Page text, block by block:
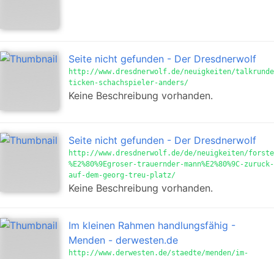
Seite nicht gefunden - Der Dresdnerwolf
http://www.dresdnerwolf.de/neuigkeiten/
ticken-schachspieler-anders/
Keine Beschreibung vorhanden.
Seite nicht gefunden - Der Dresdnerwolf
http://www.dresdnerwolf.de/de/neuigkeiten/
%E2%80%9Egroser-trauernder-mann%E2%80%9C-zuruck-
auf-dem-georg-treu-platz/
Keine Beschreibung vorhanden.
Im kleinen Rahmen handlungsfähig -
Menden - derwesten.de
http://www.derwesten.de/staedte/menden/im-